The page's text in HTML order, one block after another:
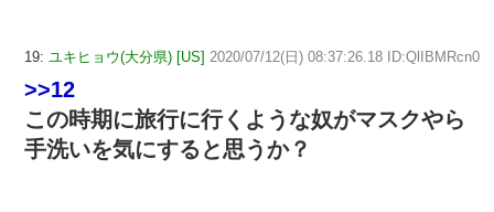
19: ユキヒョウ(大分県) [US] 2020/07/12(日) 08:37:26.18 ID:QlIBMRcn0
>>12
この時期に旅行に行くような奴がマスクやら
手洗いを気にすると思うか？